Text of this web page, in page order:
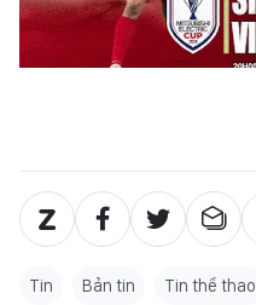
Tin Bản tin Tin thể thao